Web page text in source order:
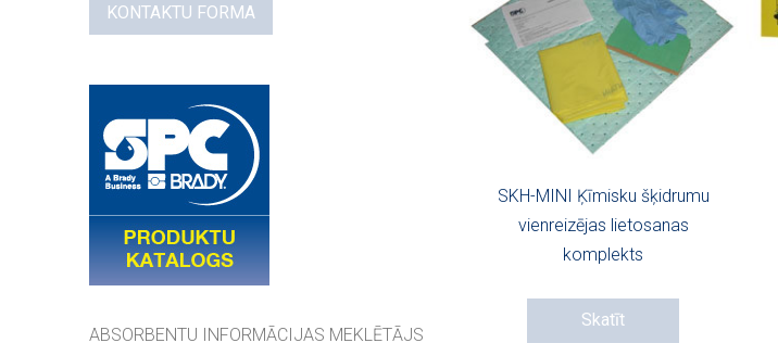
KONTAKTU FORMA
ABSORBENTU INFORMĀCIJAS MEKLĒTĀJS
SKH-MINI Ķīmisku šķidrumu
vienreizējas lietosanas
komplekts
Skatīt